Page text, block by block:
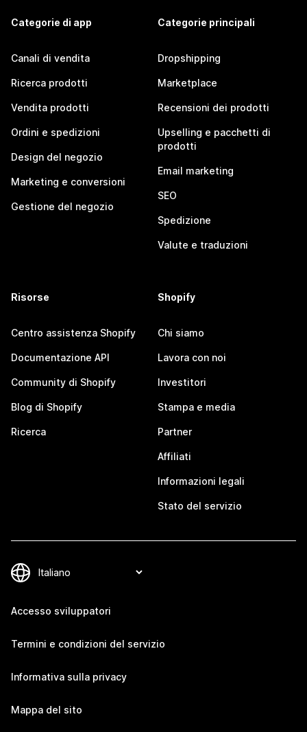
Categorie di app
Canali di vendita
Ricerca prodotti
Vendita prodotti
Ordini e spedizioni
Design del negozio
Marketing e conversioni
Gestione del negozio
Categorie principali
Dropshipping
Marketplace
Recensioni dei prodotti
Upselling e pacchetti di
prodotti
Email marketing
SEO
Spedizione
Valute e traduzioni
Risorse
Centro assistenza Shopify
Documentazione API
Community di Shopify
Blog di Shopify
Ricerca
Shopify
Chi siamo
Lavora con noi
Investitori
Stampa e media
Partner
Affiliati
Informazioni legali
Stato del servizio
Accesso sviluppatori
Termini e condizioni del servizio
Informativa sulla privacy
Mappa del sito